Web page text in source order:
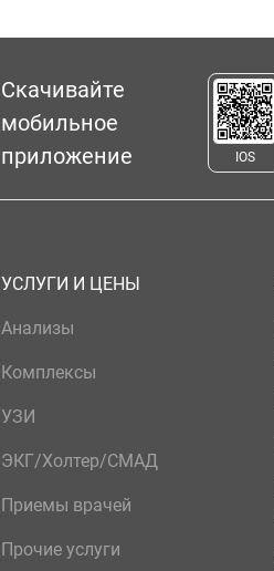
Скачивайте
мобильное
приложение
IOS
УСЛУГИ И ЦЕНЫ
Анализы
Комплексы
УЗИ
ЭКГ/Холтер/СМАД
Приемы врачей
Прочие услуги